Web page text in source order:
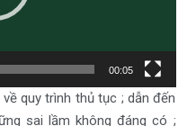
00:05
quy trình thủ tục ; dẫn đến
sai lầm không đáng có ;